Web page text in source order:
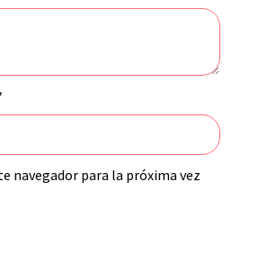
navegador para la próxima vez